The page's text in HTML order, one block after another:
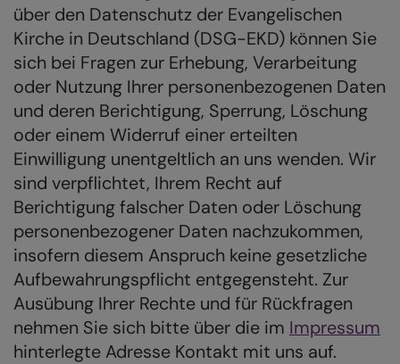
über den Datenschutz der Evangelischen
Kirche in Deutschland (DSG-EKD) können Sie
sich bei Fragen zur Erhebung, Verarbeitung
oder Nutzung Ihrer personenbezogenen Daten
und deren Berichtigung, Sperrung, Löschung
oder einem Widerruf einer erteilten
Einwilligung unentgeltlich an uns wenden. Wir
sind verpflichtet, Ihrem Recht auf
Berichtigung falscher Daten oder Löschung
personenbezogener Daten nachzukommen,
insofern diesem Anspruch keine gesetzliche
Aufbewahrungspflicht entgegensteht. Zur
Ausübung Ihrer Rechte und für Rückfragen
nehmen Sie sich bitte über die im Impressum
hinterlegte Adresse Kontakt mit uns auf.